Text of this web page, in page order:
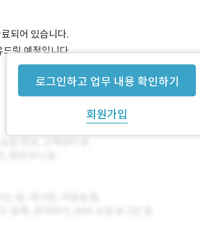
로그인하고 업무 내용 확인하기
회원가입
되어 있습니다.
드릴 예정입니다.